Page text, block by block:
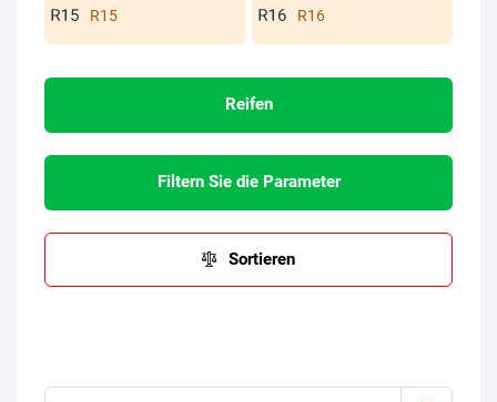
R15 R16
Reifen
Filtern Sie die Parameter
Sortieren